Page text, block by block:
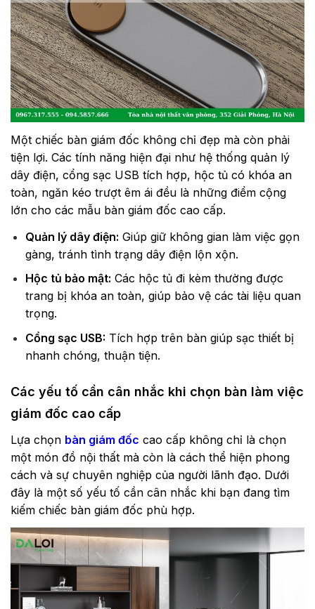
Một chiếc bàn giám đốc không chỉ đẹp mà còn phải
tiện lợi. Các tính năng hiện đại như hệ thống quản lý
dây điện, cổng sạc USB tích hợp, hộc tủ có khóa an
toàn, ngăn kéo trượt êm ái đều là những điểm cộng
lớn cho các mẫu bàn giám đốc cao cấp.
Quản lý dây điện: Giúp giữ không gian làm việc gọn
gàng, tránh tình trạng dây điện lộn xộn.
Hộc tủ bảo mật: Các hộc tủ đi kèm thường được
trang bị khóa an toàn, giúp bảo vệ các tài liệu quan
trọng.
Cổng sạc USB: Tích hợp trên bàn giúp sạc thiết bị
nhanh chóng, thuận tiện.
Các yếu tố cần cân nhắc khi chọn bàn làm việc
giám đốc cao cấp
Lựa chọn bàn giám đốc cao cấp không chỉ là chọn
một món đồ nội thất mà còn là cách thể hiện phong
cách và sự chuyên nghiệp của người lãnh đạo. Dưới
đây là một số yếu tố cần cân nhắc khi bạn đang tìm
kiếm chiếc bàn giám đốc phù hợp.